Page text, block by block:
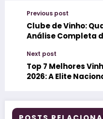
Previous post
Clube de Vinho:
Análise Completa
Next post
Top 7 Melhores
2026: A Elite